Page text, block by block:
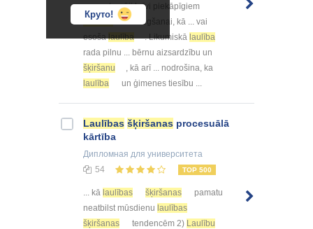
Круто!
... savstarpēji brīvi piekāpīgiem
laulības
noslēgšanai, kā ... vai
esošalaulība . Likumiskā laulība
rada pilnu ... bērnu aizsardzību un
šķiršanu
, kā arī ... nodrošina, ka
laulība
un ģimenes tiesību ...
Laulības šķiršanas procesuālā
kārtība
Дипломная для университета
54
TOP 500
... kā laulības šķiršanas
pamatu
neatbilst mūsdienu laulības
šķiršanas
tendencēm 2) Laulību